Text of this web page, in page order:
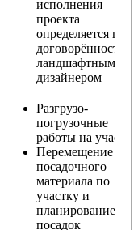
исполнения
проекта
определяется по
договорённости с
ландшафтным
дизайнером
Разгрузо-
погрузочные
работы на участке
Перемещение
посадочного
материала по
участку и
планирование
посадок